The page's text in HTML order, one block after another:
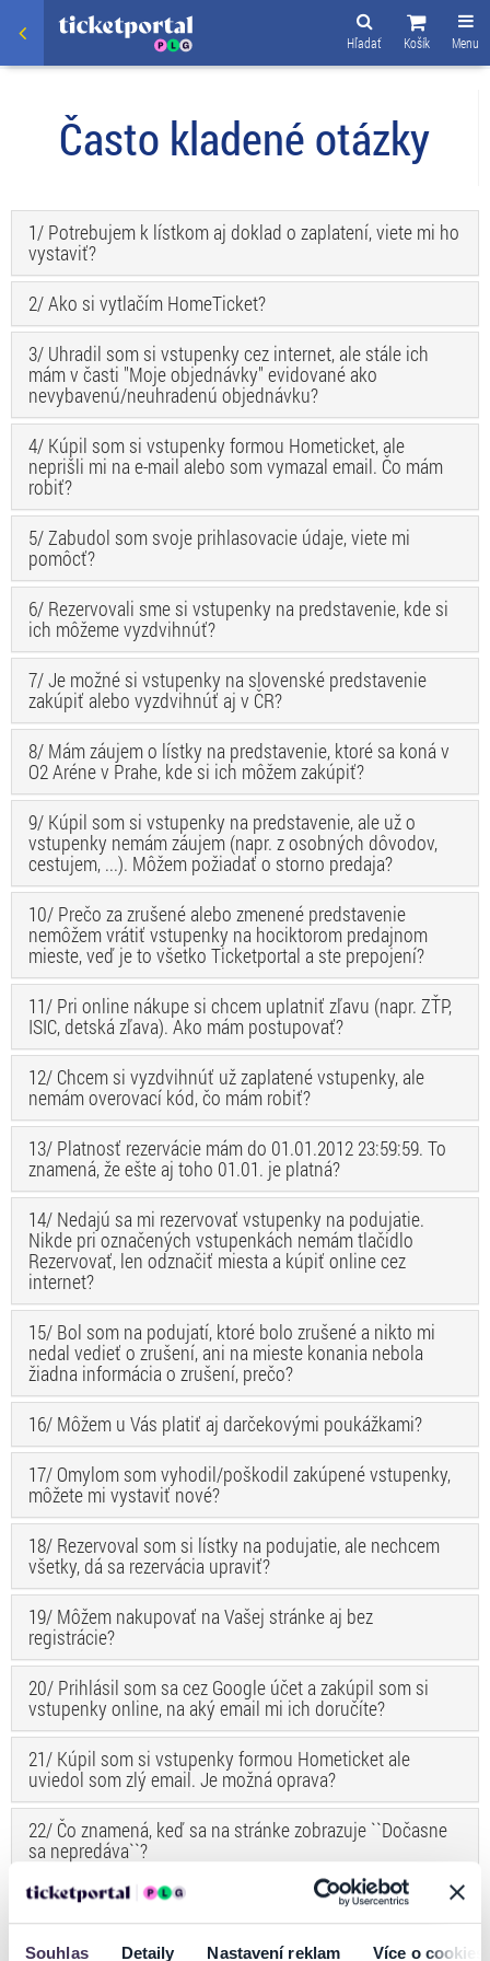
Souhlas Detaily Nastavení reklam Více o cookies
Menu
Košík
Hľadať
Často kladené otázky
1/ Potrebujem k lístkom aj doklad o zaplatení, viete mi ho
vystaviť?
2/ Ako si vytlačím HomeTicket?
3/ Uhradil som si vstupenky cez internet, ale stále ich
mám v časti "Moje objednávky" evidované ako
nevybavenú/neuhradenú objednávku?
4/ Kúpil som si vstupenky formou Hometicket, ale
neprišli mi na e-mail alebo som vymazal email. Čo mám
robiť?
5/ Zabudol som svoje prihlasovacie údaje, viete mi
pomôcť?
6/ Rezervovali sme si vstupenky na predstavenie, kde si
ich môžeme vyzdvihnúť?
7/ Je možné si vstupenky na slovenské predstavenie
zakúpiť alebo vyzdvihnúť aj v ČR?
8/ Mám záujem o lístky na predstavenie, ktoré sa koná v
O2 Aréne v Prahe, kde si ich môžem zakúpiť?
9/ Kúpil som si vstupenky na predstavenie, ale už o
vstupenky nemám záujem (napr. z osobných dôvodov,
cestujem, ...). Môžem požiadať o storno predaja?
10/ Prečo za zrušené alebo zmenené predstavenie
nemôžem vrátiť vstupenky na hociktorom predajnom
mieste, veď je to všetko Ticketportal a ste prepojení?
11/ Pri online nákupe si chcem uplatniť zľavu (napr. ZŤP,
ISIC, detská zľava). Ako mám postupovať?
12/ Chcem si vyzdvihnúť už zaplatené vstupenky, ale
nemám overovací kód, čo mám robiť?
13/ Platnosť rezervácie mám do 01.01.2012 23:59:59. To
znamená, že ešte aj toho 01.01. je platná?
14/ Nedajú sa mi rezervovať vstupenky na podujatie.
Nikde pri označených vstupenkách nemám tlačidlo
Rezervovať, len odznačiť miesta a kúpiť online cez
internet?
15/ Bol som na podujatí, ktoré bolo zrušené a nikto mi
nedal vedieť o zrušení, ani na mieste konania nebola
žiadna informácia o zrušení, prečo?
16/ Môžem u Vás platiť aj darčekovými poukážkami?
17/ Omylom som vyhodil/poškodil zakúpené vstupenky,
môžete mi vystaviť nové?
18/ Rezervoval som si lístky na podujatie, ale nechcem
všetky, dá sa rezervácia upraviť?
19/ Môžem nakupovať na Vašej stránke aj bez
registrácie?
20/ Prihlásil som sa cez Google účet a zakúpil som si
vstupenky online, na aký email mi ich doručíte?
21/ Kúpil som si vstupenky formou Hometicket ale
uviedol som zlý email. Je možná oprava?
22/ Čo znamená, keď sa na stránke zobrazuje ``Dočasne
sa nepredáva``?
23/ Na čo slúži archivačno-manipulačný poplatok?
24/ Je možné vrátiť archivačno-manipulačný, transakčný